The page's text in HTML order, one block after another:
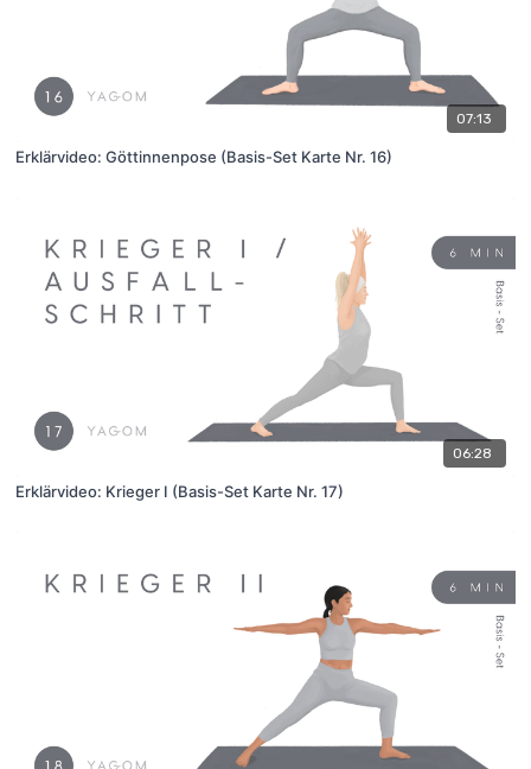
07:13
Erklärvideo: Göttinnenpose (Basis-Set Karte Nr. 16)
06:28
Erklärvideo: Krieger I (Basis-Set Karte Nr. 17)